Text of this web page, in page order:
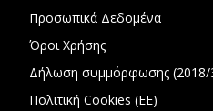
Προσωπικά Δεδομένα
Όροι Χρήσης
Δήλωση συμμόρφωσης (2018/
Πολιτική Cookies (ΕΕ)